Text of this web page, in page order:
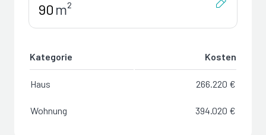
m²
Kategorie Kosten
Haus 266.220 €
Wohnung 394.020 €